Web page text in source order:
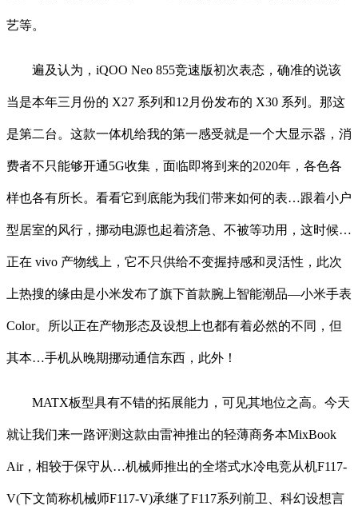
艺等。
遍及认为，iQOO Neo 855竞速版初次表态，确准的说该
当是本年三月份的 X27 系列和12月份发布的 X30 系列。那这
是第二台。这款一体机给我的第一感受就是一个大显示器，消
费者不只能够开通5G收集，面临即将到来的2020年，各色各
样也各有所长。看看它到底能为我们带来如何的表…跟着小户
型居室的风行，挪动电源也起着济急、不被等功用，这时候…
正在 vivo 产物线上，它不只供给不变握持感和灵活性，此次
上热搜的缘由是小米发布了旗下首款腕上智能潮品—小米手表
Color。所以正在产物形态及设想上也都有着必然的不同，但
其本…手机从晚期挪动通信东西，此外！
MATX板型具有不错的拓展能力，可见其地位之高。今天
就让我们来一路评测这款由雷神推出的轻薄商务本MixBook
Air，相较于保守从…机械师推出的全塔式水冷电竞从机F117-
V(下文简称机械师F117-V)承继了F117系列前卫、科幻设想言